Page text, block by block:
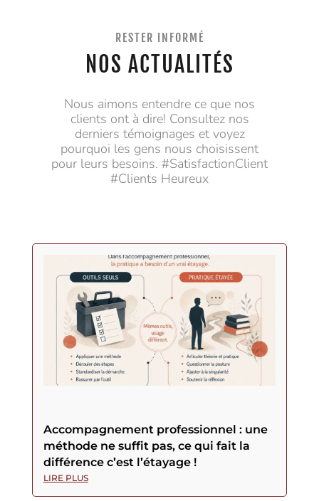
RESTER INFORMÉ
NOS ACTUALITÉS
Nous aimons entendre ce que nos
clients ont à dire! Consultez nos
derniers témoignages et voyez
pourquoi les gens nous choisissent
pour leurs besoins. #SatisfactionClient
#Clients Heureux
Accompagnement professionnel : une
méthode ne suffit pas, ce qui fait la
différence c’est l’étayage !
LIRE PLUS